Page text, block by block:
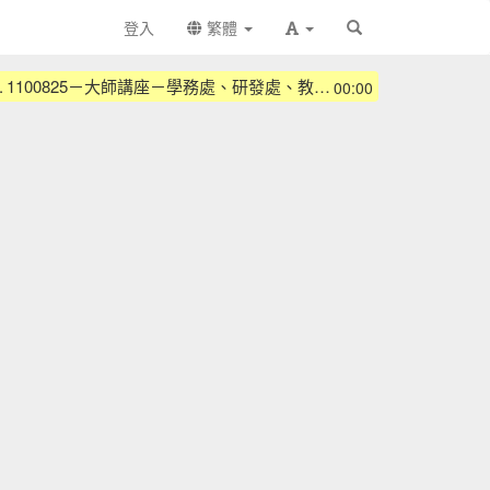
登入 繁體
00:00
1100825－大師講座－學務處、研發處、教師會－不可不知的校園資訊（一）